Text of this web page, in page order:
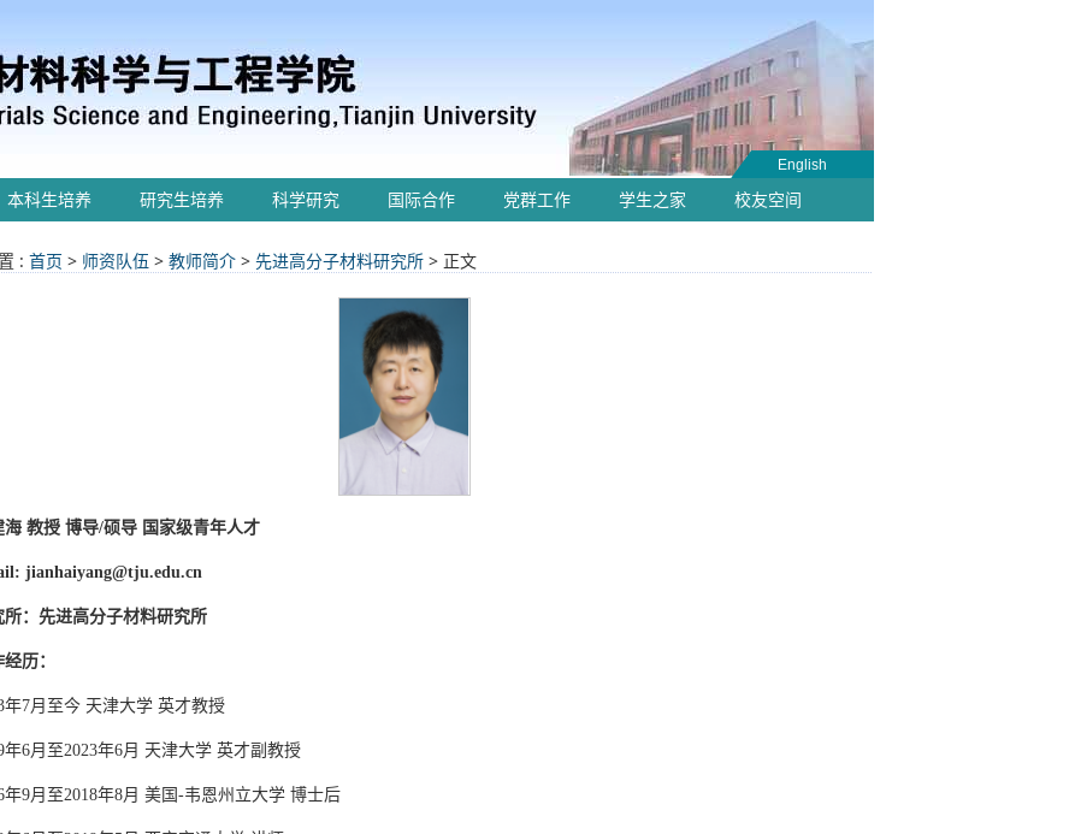
English
本科生培养 研究生培养 科学研究 国际合作 党群工作 学生之家 校友空间
: 首页 > 师资队伍 > 教师简介 > 先进高分子材料研究所 > 正文
海 教授 博导/硕导 国家级青年人才
jianhaiyang@tju.edu.cn
所：先进高分子材料研究所
历：
年7月至今 天津大学 英才教授
年6月至2023年6月 天津大学 英才副教授
年9月至2018年8月 美国-韦恩州立大学 博士后